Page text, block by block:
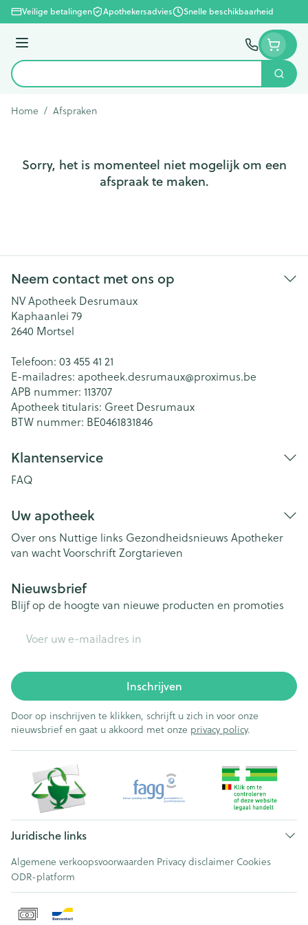
Ga naar de inhoud
Veilige betalingen Apothekersadvies Snelle beschikbaarheid
Menu
Product, merk, categorie...
Zoek
Home / Afspraken
Sorry, het is momenteel niet mogelijk om een
afspraak te maken.
Neem contact met ons op
NV Apotheek Desrumaux
Kaphaanlei 79
2640 Mortsel
Telefoon: 03 455 41 21
E-mailadres: apotheek.desrumaux@proximus.be
APB nummer: 113707
Apotheek titularis: Greet Desrumaux
BTW nummer: BE0461831846
Klantenservice
FAQ
Uw apotheek
Over ons Nuttige links Gezondheidsnieuws Apotheker
van wachtVoorschriftZorgtarieven
Nieuwsbrief
Blijf op de hoogte van nieuwe producten en promoties
Inschrijven
Door op inschrijven te klikken, schrijft u zich in voor onze
nieuwsbrief en gaat u akkoord met onze privacy policy.
Juridische links
Algemene verkoopsvoorwaarden Privacy disclaimer Cookies
ODR-platform